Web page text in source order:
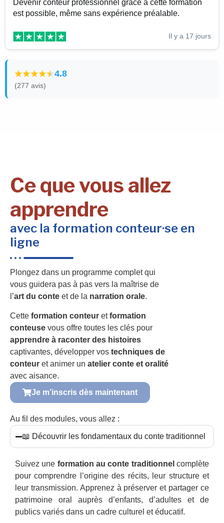
Devenir conteur professionnel grâce à cette formation
est possible, même sans expérience préalable.
Il y a 17 jours
4.8
(277 avis)
Ce que vous allez
apprendre
avec la formation conteur·se en
ligne
Plongez dans un programme complet qui
vous guidera pas à pas vers la maîtrise de
l’art du conte et de la narration orale.
Cette formation conteur etformation
conteuse vous offre toutes les clés pour
apprendre à raconter des histoires
captivantes, développer vos techniques de
conteur et animer un atelier conte et oralité
avec aisance.
Je m’inscris dès maintenant
Au fil des modules, vous allez :
📖 Découvrir les fondamentaux du conte traditionnel
Suivez une formation au conte traditionnel complète
pour comprendre l’origine des récits, leur structure et
leur transmission. Apprenez à préserver et partager ce
patrimoine oral auprès d’enfants, d’adultes et de
publics variés dans un cadre culturel et éducatif.